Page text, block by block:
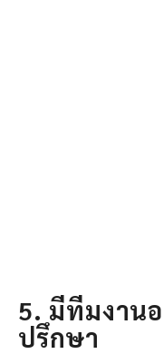
5. มีทีมงาน
ปรึกษา